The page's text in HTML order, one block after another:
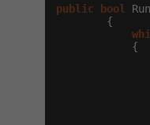
Time
Ostatní
public bool
        {
            {